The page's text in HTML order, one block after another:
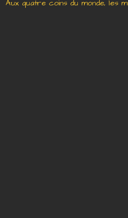
Aux quatre coins du monde, les